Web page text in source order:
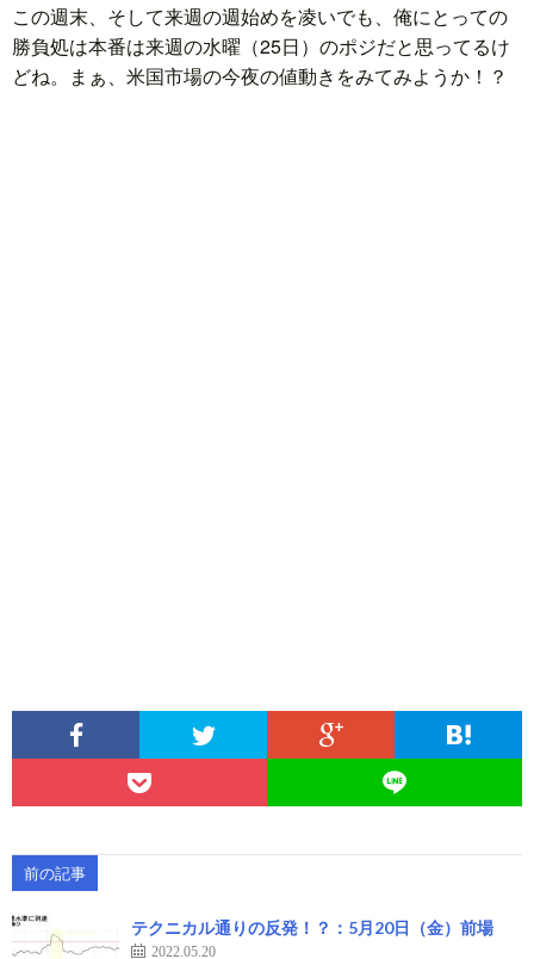
この週末、そして来週の週始めを凌いでも、俺にとっての
勝負処は本番は来週の水曜（25日）のポジだと思ってるけ
どね。まぁ、米国市場の今夜の値動きをみてみようか！？
前の記事
テクニカル通りの反発！？：5月20日（金）前場
2022.05.20